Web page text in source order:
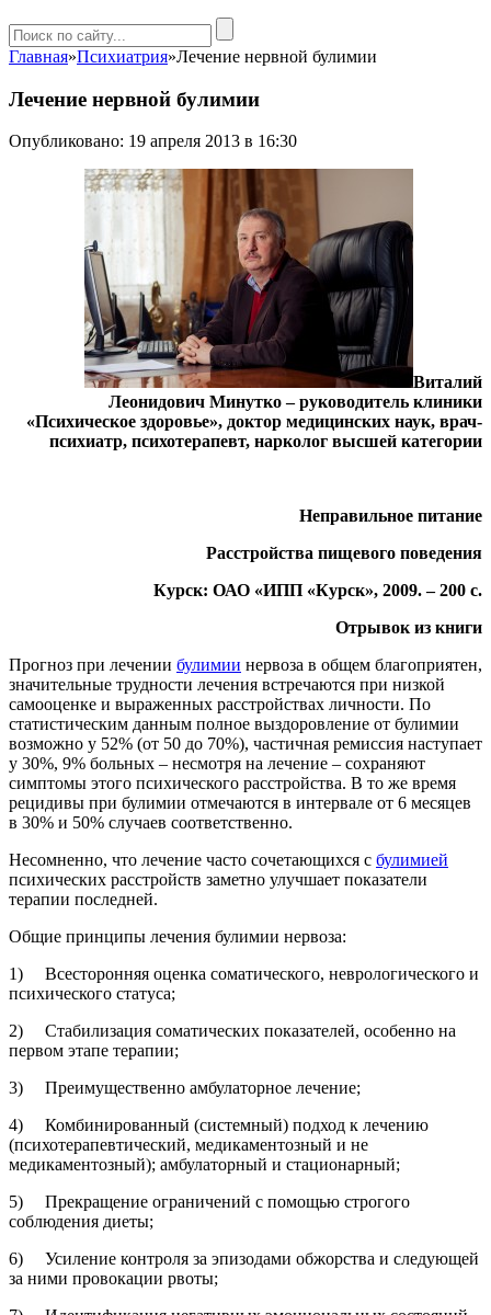
Главная»Психиатрия»Лечение нервной булимии
Лечение нервной булимии
Опубликовано: 19 апреля 2013 в 16:30
Виталий
Леонидович Минутко – руководитель клиники
«Психическое здоровье», доктор медицинских наук, врач-
психиатр, психотерапевт, нарколог высшей категории
Неправильное питание
Расстройства пищевого поведения
Курск: ОАО «ИПП «Курск», 2009. – 200 с.
Отрывок из книги
Прогноз при лечении булимии нервоза в общем благоприятен,
значительные трудности лечения встречаются при низкой
самооценке и выраженных расстройствах личности. По
статистическим данным полное выздоровление от булимии
возможно у 52% (от 50 до 70%), частичная ремиссия наступает
у 30%, 9% больных – несмотря на лечение – сохраняют
симптомы этого психического расстройства. В то же время
рецидивы при булимии отмечаются в интервале от 6 месяцев
в 30% и 50% случаев соответственно.
Несомненно, что лечение часто сочетающихся с булимией
психических расстройств заметно улучшает показатели
терапии последней.
Общие принципы лечения булимии нервоза:
1) Всесторонняя оценка соматического, неврологического и
психического статуса;
2) Стабилизация соматических показателей, особенно на
первом этапе терапии;
3) Преимущественно амбулаторное лечение;
4) Комбинированный (системный) подход к лечению
(психотерапевтический, медикаментозный и не
медикаментозный); амбулаторный и стационарный;
5) Прекращение ограничений с помощью строгого
соблюдения диеты;
6) Усиление контроля за эпизодами обжорства и следующей
за ними провокации рвоты;